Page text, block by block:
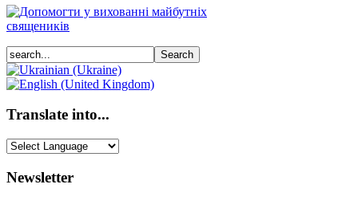
Translate into...
Newsletter